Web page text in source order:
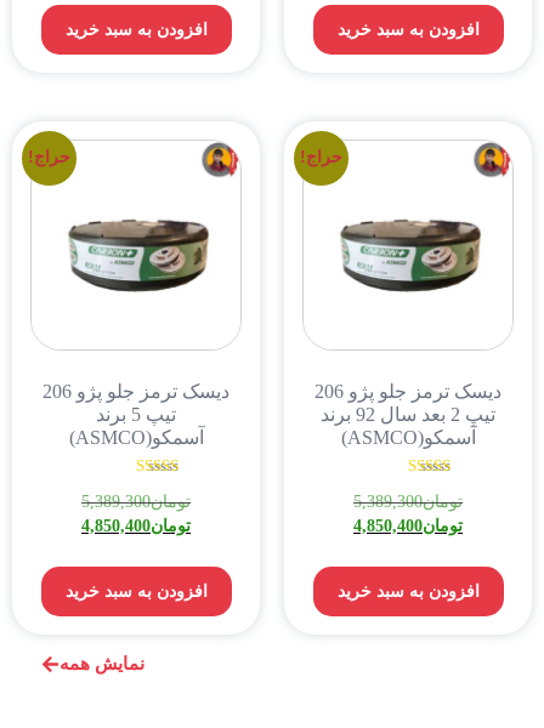
نمایش همه
افزودن به سبد خرید افزودن به سبد خرید
حراج!
دیسک ترمز جلو پژو 206
تیپ 2 بعد سال 92 برند
آسمکو(ASMCO)
4.00
از 5
تومان5,389,300
تومان4,850,400
افزودن به سبد خرید
حراج!
دیسک ترمز جلو پژو 206
تیپ 5 برند
آسمکو(ASMCO)
5.00
از 5
تومان5,389,300
تومان4,850,400
افزودن به سبد خرید